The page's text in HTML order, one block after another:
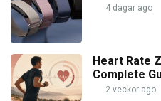
4 dagar ago
Heart Rate
Complete
2 veckor ago